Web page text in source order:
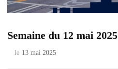
Semaine du 12 mai 2025
le 13 mai 2025